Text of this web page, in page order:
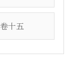
卷十五